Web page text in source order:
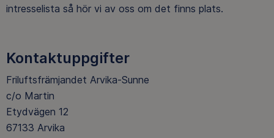
intresselista så hör vi av oss om det finns plats.
Kontaktuppgifter
Friluftsfrämjandet Arvika-Sunne
c/o Martin
Etydvägen 12
67133 Arvika